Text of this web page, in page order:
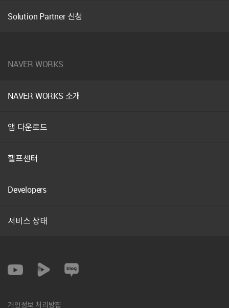
Solution Partner 신청
NAVER WORKS
NAVER WORKS 소개
앱 다운로드
헬프센터
Developers
서비스 상태
SNS
Youtube
개인정보 처리방침